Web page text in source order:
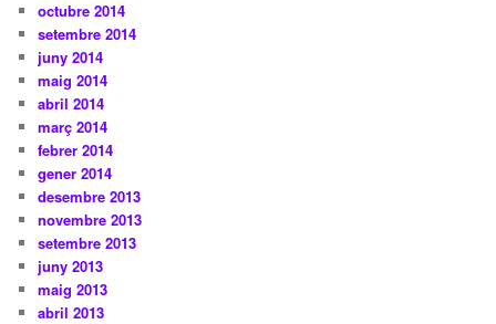
octubre 2014
setembre 2014
juny 2014
maig 2014
abril 2014
març 2014
febrer 2014
gener 2014
desembre 2013
novembre 2013
setembre 2013
juny 2013
maig 2013
abril 2013